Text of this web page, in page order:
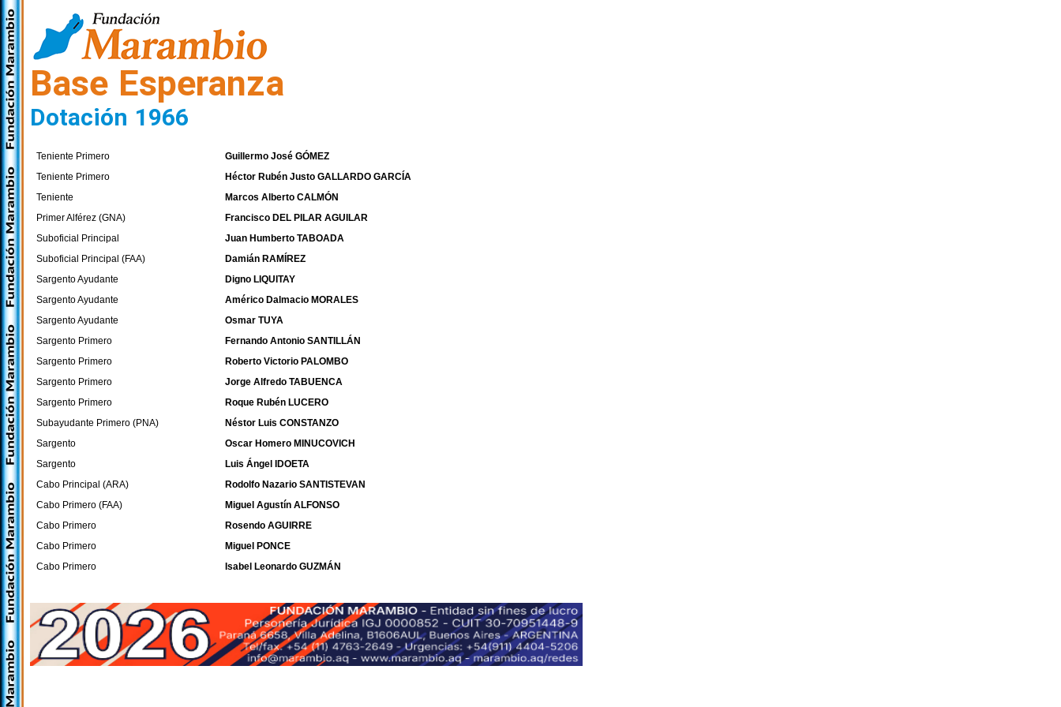
Base Esperanza
Dotación 1966
Teniente Primero
Guillermo José GÓMEZ
Teniente Primero
Héctor Rubén Justo GALLARDO GARCÍA
Teniente
Marcos Alberto CALMÓN
Primer Alférez (GNA)
Francisco DEL PILAR AGUILAR
Suboficial Principal
Juan Humberto TABOADA
Suboficial Principal (FAA)
Damián RAMÍREZ
Sargento Ayudante
Digno LIQUITAY
Sargento Ayudante
Américo Dalmacio MORALES
Sargento Ayudante
Osmar TUYA
Sargento Primero
Fernando Antonio SANTILLÁN
Sargento Primero
Roberto Victorio PALOMBO
Sargento Primero
Jorge Alfredo TABUENCA
Sargento Primero
Roque Rubén LUCERO
Subayudante Primero (PNA)
Néstor Luis CONSTANZO
Sargento
Oscar Homero MINUCOVICH
Sargento
Luis Ángel IDOETA
Cabo Principal (ARA)
Rodolfo Nazario SANTISTEVAN
Cabo Primero (FAA)
Miguel Agustín ALFONSO
Cabo Primero
Rosendo AGUIRRE
Cabo Primero
Miguel PONCE
Cabo Primero
Isabel Leonardo GUZMÁN